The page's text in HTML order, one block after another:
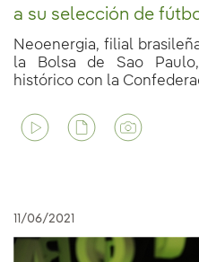
a su selección de
Neoenergia, filial
la Bolsa de Sao
histórico con la
11/06/2021